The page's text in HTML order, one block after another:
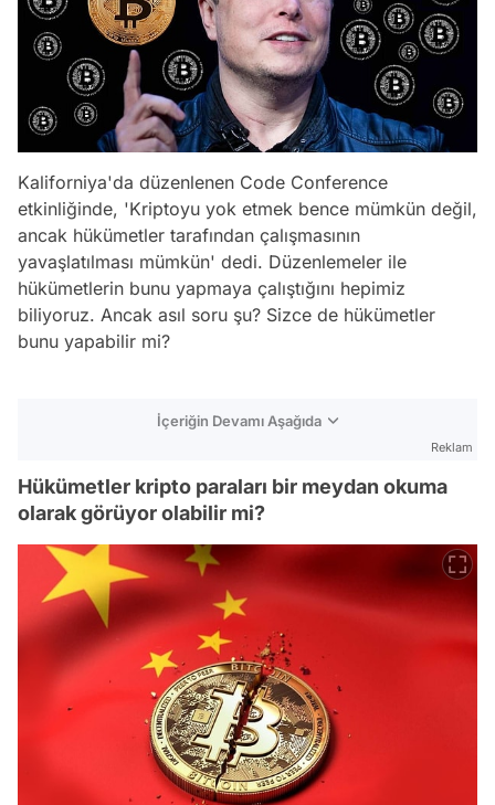
Kaliforniya'da düzenlenen Code Conference
etkinliğinde, 'Kriptoyu yok etmek bence mümkün değil,
ancak hükümetler tarafından çalışmasının
yavaşlatılması mümkün' dedi. Düzenlemeler ile
hükümetlerin bunu yapmaya çalıştığını hepimiz
biliyoruz. Ancak asıl soru şu? Sizce de hükümetler
bunu yapabilir mi?
İçeriğin Devamı Aşağıda
Reklam
Hükümetler kripto paraları bir meydan okuma
olarak görüyor olabilir mi?